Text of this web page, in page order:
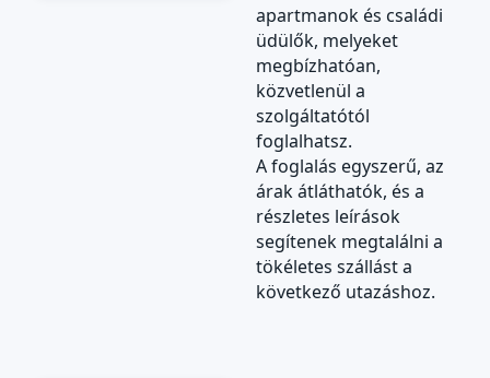
apartmanok és családi
üdülők, melyeket
megbízhatóan,
közvetlenül a
szolgáltatótól
foglalhatsz.
A foglalás egyszerű, az
árak átláthatók, és a
részletes leírások
segítenek megtalálni a
tökéletes szállást a
következő utazáshoz.